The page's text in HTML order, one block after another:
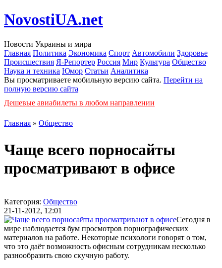
NovostiUA.net
Новости Украины и мира
Главная Политика Экономика Спорт Автомобили Здоровье
Происшествия Я-Репортер Россия Мир Культура Общество
Наука и техника Юмор Статьи Аналитика
Вы просматриваете мобильную версию сайта. Перейти на
полную версию сайта
Дешевые авиабилеты в любом направлении
Главная » Общество
Чаще всего порносайты
просматривают в офисе
Категория: Общество
21-11-2012, 12:01
Сегодня в
мире наблюдается бум просмотров порнографических
материалов на работе. Некоторые психологи говорят о том,
что это даёт возможность офисным сотрудникам несколько
разнообразить свою скучную работу.